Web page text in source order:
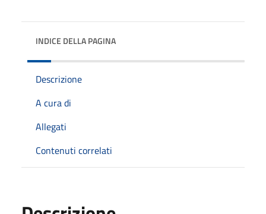
INDICE DELLA PAGINA
Descrizione
A cura di
Allegati
Contenuti correlati